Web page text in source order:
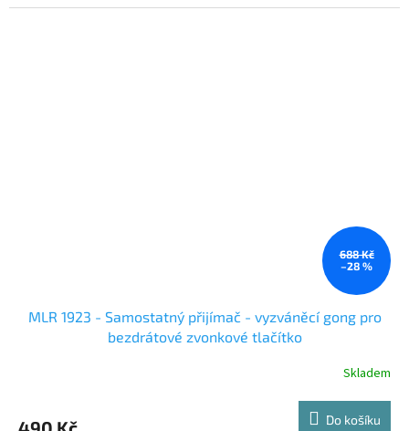
688 Kč
–28 %
MLR 1923 - Samostatný přijímač - vyzváněcí gong pro
bezdrátové zvonkové tlačítko
Skladem
Do košíku